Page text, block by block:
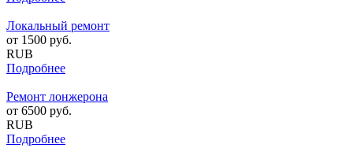
Локальный ремонт
от 1500 руб.
RUB
Подробнее
Ремонт лонжерона
от 6500 руб.
RUB
Подробнее